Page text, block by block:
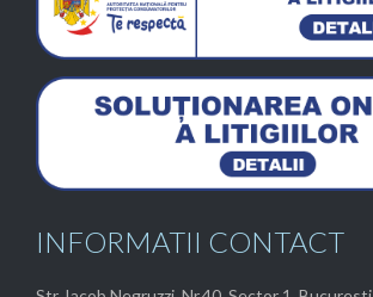
INFORMATII CONTACT